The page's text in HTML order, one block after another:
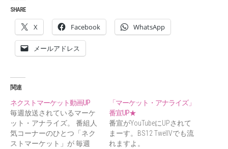
SHARE
X Facebook WhatsApp
メールアドレス
関連
ネクストマーケット動画UP
毎週放送されているマーケ
ット・アナライズ。 番組人
気コーナーのひとつ「ネク
ストマーケット」が 毎週
「マーケット・アナライズ」
番宣UP★
番宣がYouTubeにUPされて
まーす。BS12 TwellVでも流
れますよ。